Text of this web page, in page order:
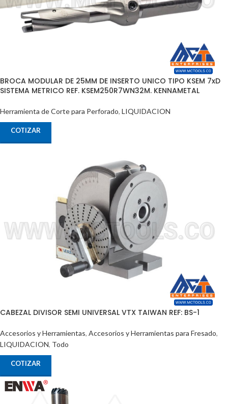
BROCA MODULAR DE 25MM DE INSERTO UNICO TIPO KSEM 7xD
SISTEMA METRICO REF. KSEM250R7WN32M. KENNAMETAL
Herramienta de Corte para Perforado, LIQUIDACION
COTIZAR
CABEZAL DIVISOR SEMI UNIVERSAL VTX TAIWAN REF: BS-1
Accesorios y Herramientas, Accesorios y Herramientas para Fresado,
LIQUIDACION, Todo
COTIZAR